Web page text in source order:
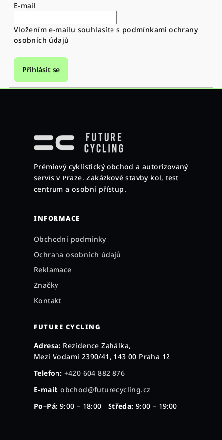
E-mail
Vložením e-mailu souhlasíte s podmínkami ochrany
osobních údajů
Přihlásit se
Prémiový cyklistický obchod a autorizovaný
servis v Praze. Zakázkové stavby kol, test
centrum a osobní přístup.
INFORMACE
Obchodní podmínky
Ochrana osobních údajů
Reklamace
Značky
Kontakt
FUTURE CYCLING
Adresa: Rezidence Zahálka,
Mezi Vodami 2390/41, 143 00 Praha 12
Telefon: +420 604 882 876
E-mail: obchod@futurecycling.cz
Po–Pá: 9:00 – 18:00 Středa: 9:00 – 19:00